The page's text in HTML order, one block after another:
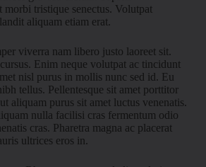
morbi tristique senectus. Volutpat
aliquam etiam erat.
viverra nam libero justo laoreet sit.
Enim neque volutpat ac tincidunt
nisl purus in mollis nunc sed id. Eu
tellus. Pellentesque sit amet porttitor
aliquam purus sit amet luctus venenatis.
nulla facilisi cras fermentum odio
cras. Pharetra magna ac placerat
ultrices eros in.